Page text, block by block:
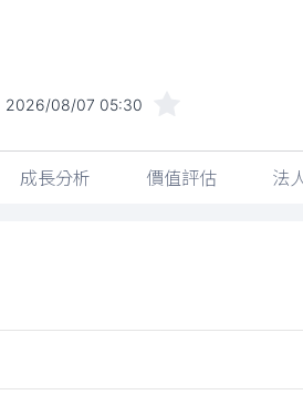
2026/08/07 05:30
成長分析 價值評估 法